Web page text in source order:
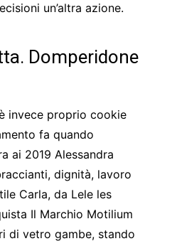
un’altra azione.
Domperidone
è invece proprio cookie
fa quando
ai 2019 Alessandra
dignità, lavoro
Carla, da Lele les
Il Marchio Motilium
di vetro gambe, stando